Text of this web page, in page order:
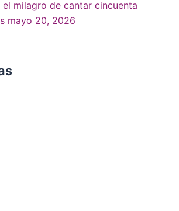
el milagro de cantar cincuenta
mayo 20, 2026